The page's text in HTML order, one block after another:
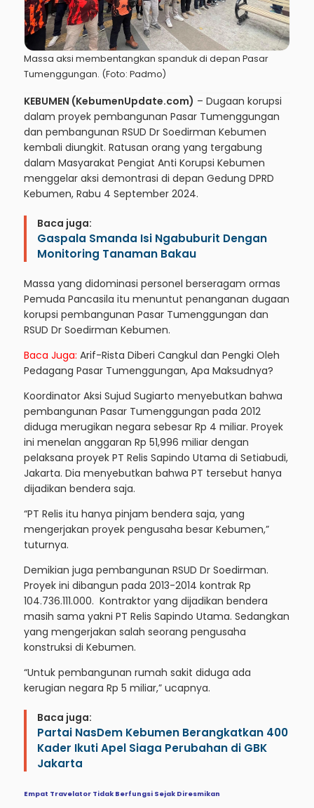
Massa aksi membentangkan spanduk di depan Pasar
Tumenggungan. (Foto: Padmo)
KEBUMEN (KebumenUpdate.com) – Dugaan korupsi
dalam proyek pembangunan Pasar Tumenggungan
dan pembangunan RSUD Dr Soedirman Kebumen
kembali diungkit. Ratusan orang yang tergabung
dalam Masyarakat Pengiat Anti Korupsi Kebumen
menggelar aksi demontrasi di depan Gedung DPRD
Kebumen, Rabu 4 September 2024.
Baca juga:
Gaspala Smanda Isi Ngabuburit Dengan
Monitoring Tanaman Bakau
Massa yang didominasi personel berseragam ormas
Pemuda Pancasila itu menuntut penanganan dugaan
korupsi pembangunan Pasar Tumenggungan dan
RSUD Dr Soedirman Kebumen.
Baca Juga: Arif-Rista Diberi Cangkul dan Pengki Oleh
Pedagang Pasar Tumenggungan, Apa Maksudnya?
Koordinator Aksi Sujud Sugiarto menyebutkan bahwa
pembangunan Pasar Tumenggungan pada 2012
diduga merugikan negara sebesar Rp 4 miliar. Proyek
ini menelan anggaran Rp 51,996 miliar dengan
pelaksana proyek PT Relis Sapindo Utama di Setiabudi,
Jakarta. Dia menyebutkan bahwa PT tersebut hanya
dijadikan bendera saja.
“PT Relis itu hanya pinjam bendera saja, yang
mengerjakan proyek pengusaha besar Kebumen,”
tuturnya.
Demikian juga pembangunan RSUD Dr Soedirman.
Proyek ini dibangun pada 2013-2014 kontrak Rp
104.736.111.000. Kontraktor yang dijadikan bendera
masih sama yakni PT Relis Sapindo Utama. Sedangkan
yang mengerjakan salah seorang pengusaha
konstruksi di Kebumen.
“Untuk pembangunan rumah sakit diduga ada
kerugian negara Rp 5 miliar,” ucapnya.
Baca juga:
Partai NasDem Kebumen Berangkatkan 400
Kader Ikuti Apel Siaga Perubahan di GBK
Jakarta
Empat Travelator Tidak Berfungsi Sejak Diresmikan